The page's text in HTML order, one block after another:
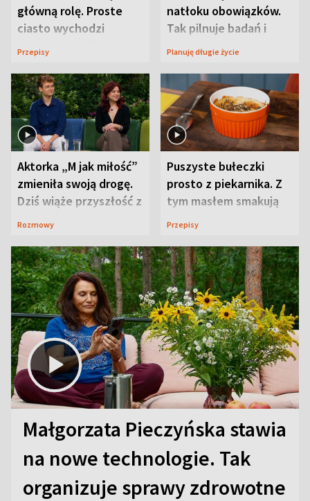
główną rolę. Proste
ciasto wychodzi
wyjątkowo wilgotne
Przepisy
natłoku obowiązków.
Tak pilnuje badań i
wizyt
Planuję długie życie
Aktorka „M jak miłość”
zmieniła swoją drogę.
Dziś wiąże przyszłość z
neurobiologią
Rozmowy
Puszyste bułeczki
prosto z piekarnika. Z
tym masłem smakują
jeszcze lepiej
Przepisy
Małgorzata Pieczyńska stawia
na nowe technologie. Tak
organizuje sprawy zdrowotne